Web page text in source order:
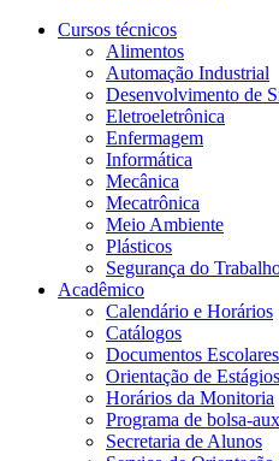
Cursos técnicos
Alimentos
Automação Industrial
Desenvolvimento de
Eletroeletrônica
Enfermagem
Informática
Mecânica
Mecatrônica
Meio Ambiente
Plásticos
Segurança do
Acadêmico
Calendário e Horários
Catálogos
Documentos Escolares
Orientação de Estágios
Horários da Monitoria
Programa de bolsa-
Secretaria de Alunos